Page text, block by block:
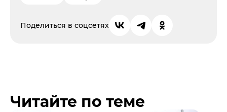
Поделиться в соцсетях
Читайте по теме